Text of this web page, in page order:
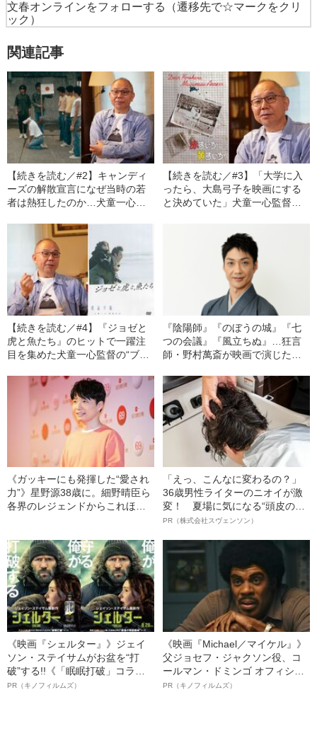
文春オンラインをフォローする
（遷移先で☆マークをクリ
ック）
関連記事
【続きを読む／#2】キャンディ
ーズの解散宣言になぜ当時の若
者は熱狂したのか…犬童一心監
分を変えて？』誕生秘話》
【続きを読む／#3】「大学に入
ったら、大島弓子を映画にする
と決めていた」犬童一心監督に
【続きを読む／#4】『ジョゼと
虎と魚たち』のヒットで一躍注
目を集めた犬童一心監督の“ブレ
みたいなディレクターに呼ばれ
『陰陽師』『のぼうの城』『七
つの会議』『風立ちぬ』…狂言
師・野村萬斎が映画で演じた役
《ガッキーにも発揮した“愛され
力”》星野源38歳に。細野晴臣ら
各界のレジェンドからこれほど
「えっ、こんなに変わるの？」
36歳男性ライターのニオイが激
変！ 夏場に気になる“頭皮のニ
オイ”や“ベタつき”を解消す
ト”が生み出した徹底ケアとは
PR（株式会社スヴェンソン）
《映画『シェルター』》ジェイ
ソン・ステイサムがお盆を“打
破”する!!《「眠眠打破」コラ
ボ》
PR（キノフィルムズ）
《映画『Michael／マイケル』》
父ジョセフ・ジャクソン役、コ
ールマン・ドミンゴ オフィシャ
ルインタビュー“観客を魅了した
PR（キノフィルムズ）